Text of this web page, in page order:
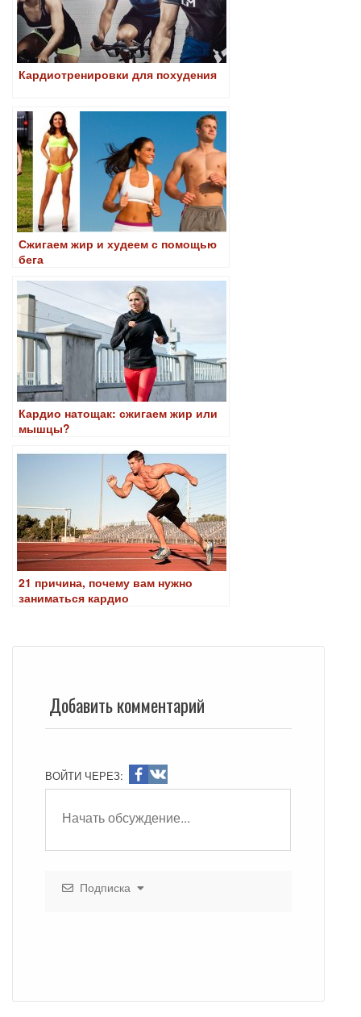
Кардиотренировки для похудения
Сжигаем жир и худеем с помощью
бега
Кардио натощак: сжигаем жир или
мышцы?
21 причина, почему вам нужно
заниматься кардио
Добавить комментарий
ВОЙТИ ЧЕРЕЗ:
Подписка